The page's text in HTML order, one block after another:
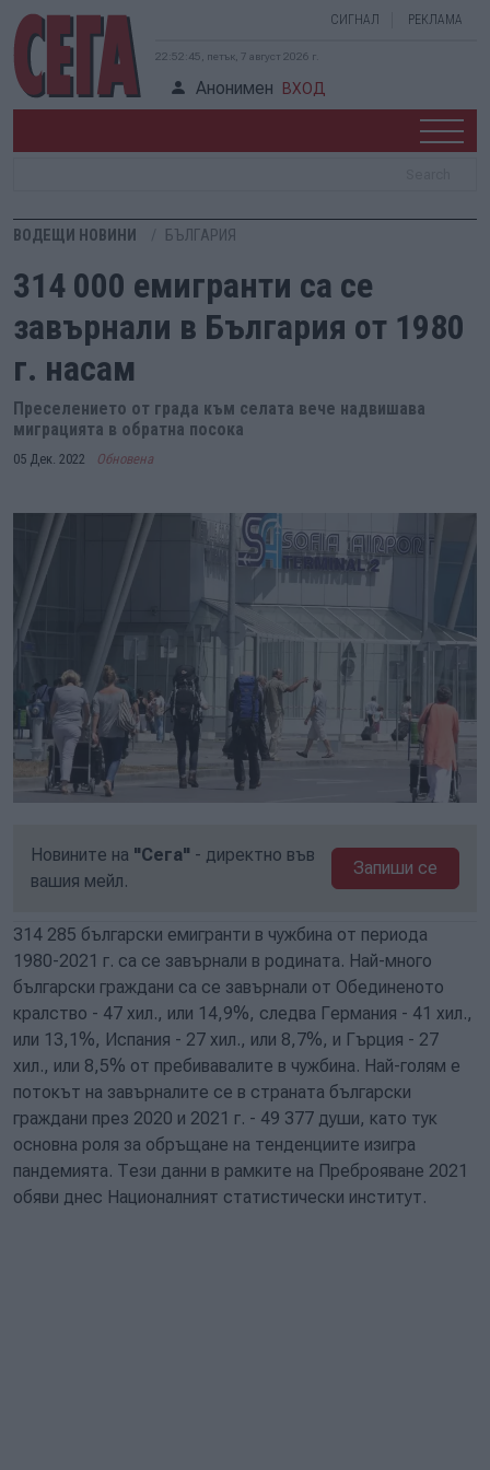
СИГНАЛ РЕКЛАМА
22:52:46, петък, 7 август 2026 г.
Анонимен ВХОД
ВОДЕЩИ НОВИНИ БЪЛГАРИЯ
314 000 емигранти са се
завърнали в България от 1980
г. насам
Преселението от града към селата вече надвишава
миграцията в обратна посока
05 Дек. 2022 Обновена
Новините на "Сега" - директно във
вашия мейл.
Запиши се
314 285 български емигранти в чужбина от периода
1980-2021 г. са се завърнали в родината. Най-много
български граждани са се завърнали от Обединеното
кралство - 47 хил., или 14,9%, следва Германия - 41 хил.,
или 13,1%, Испания - 27 хил., или 8,7%, и Гърция - 27
хил., или 8,5% от пребивавалите в чужбина. Най-голям е
потокът на завърналите се в страната български
граждани през 2020 и 2021 г. - 49 377 души, като тук
основна роля за обръщане на тенденциите изигра
пандемията. Тези данни в рамките на Преброяване 2021
обяви днес Националният статистически институт.